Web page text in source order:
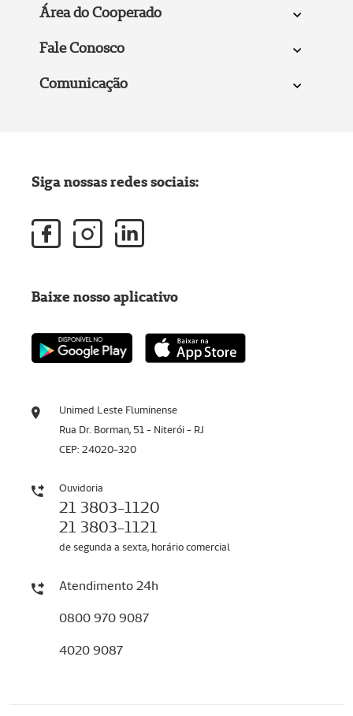
Área do Cooperado
Fale Conosco
Comunicação
Unimed Leste Fluminense
Rua Dr. Borman, 51 - Niterói - RJ
CEP: 24020-320
Ouvidoria
21 3803-1120
21 3803-1121
de segunda a sexta, horário comercial
Atendimento 24h
0800 970 9087
4020 9087
Siga nossas redes sociais:
Baixe nosso aplicativo